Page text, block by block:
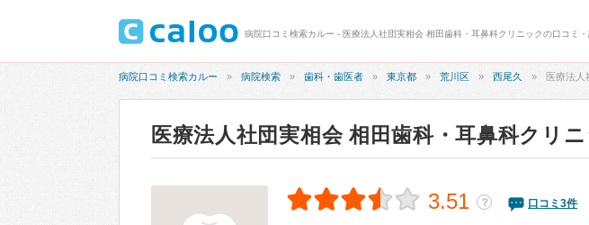
病院口コミ検索カルー - 医療法人社団実相会 相田歯科・耳鼻科クリニックの口コミ
病院口コミ検索カルー 病院検索 歯科・歯医者 東京都 荒川区 西尾久 医療法人
医療法人社団実相会 相田歯科・耳鼻科クリニ
3.51 ？ 口コミ 3件